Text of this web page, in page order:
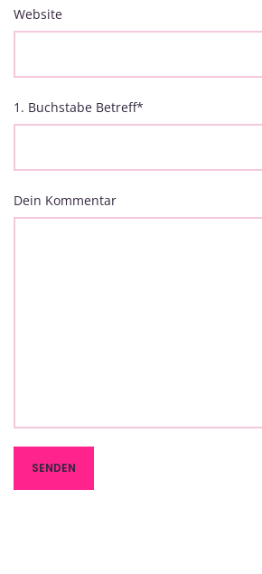
Website
1. Buchstabe Betreff*
Dein Kommentar